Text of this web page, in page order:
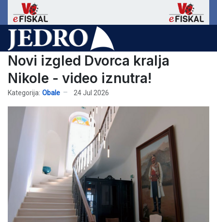
Novi izgled Dvorca kralja
Nikole - video iznutra!
Kategorija: Obale 24 Jul 2026